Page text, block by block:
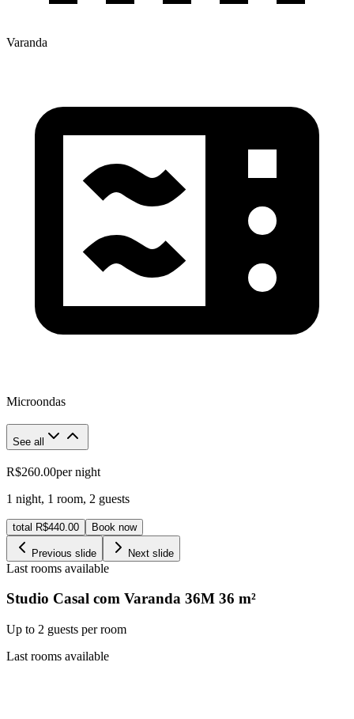
Varanda
Microondas
See all
R$260.00per night
1 night, 1 room, 2 guests
total R$440.00 Book now
Previous slide Next slide
Last rooms available
Studio Casal com Varanda 36M 36 m²
Up to 2 guests per room
Last rooms available